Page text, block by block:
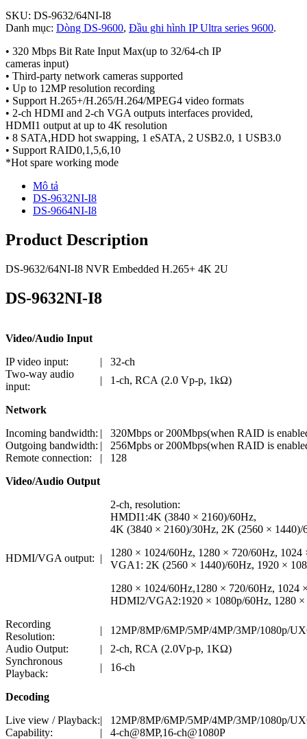
SKU: DS-9632/64NI-I8
Danh mục: Dòng DS-9600, Đầu ghi hình IP Ultra series 9600.
• 320 Mbps Bit Rate Input Max(up to 32/64-ch IP
cameras input)
• Third-party network cameras supported
• Up to 12MP resolution recording
• Support H.265+/H.265/H.264/MPEG4 video formats
• 2-ch HDMI and 2-ch VGA outputs interfaces provided,
HDMI1 output at up to 4K resolution
• 8 SATA,HDD hot swapping, 1 eSATA, 2 USB2.0, 1 USB3.0
• Support RAID0,1,5,6,10
*Hot spare working mode
Mô tả
DS-9632NI-I8
DS-9664NI-I8
Product Description
DS-9632/64NI-I8 NVR Embedded H.265+ 4K 2U
DS-9632NI-I8
Video/Audio Input
IP video input:
|
32-ch
Two-way audio
input:
| 1-ch, RCA (2.0 Vp-p, 1kΩ)
Network
Incoming bandwidth: |
320Mbps or 200Mbps(when RAID is
Outgoing bandwidth: |
256Mpbs or 200Mbps(when RAID is
Remote connection:
|
128
Video/Audio Output
HDMI/VGA output: |
2-ch, resolution:
HMDI1:4K (3840 × 2160)/60Hz,
4K (3840 × 2160)/30Hz, 2K (2560 ×
1280 × 1024/60Hz, 1280 × 720/60Hz, 1024
VGA1: 2K (2560 × 1440)/60Hz, 1920 ×
1280 × 1024/60Hz,1280 × 720/60Hz, 1024
HDMI2/VGA2:1920 × 1080p/60Hz, 1280
Recording
Resolution:
|
12MP/8MP/6MP/5MP/4MP/3MP/1080p/
Audio Output:
|
2-ch, RCA (2.0Vp-p, 1KΩ)
Synchronous
Playback:
| 16-ch
Decoding
Live view / Playback:|
12MP/8MP/6MP/5MP/4MP/3MP/1080p/
Capability:
|
4-ch@8MP,16-ch@1080P